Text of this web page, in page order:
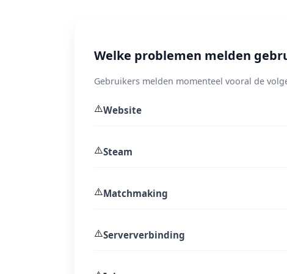
Welke problemen melden
Gebruikers melden momenteel vooral de
⚠️Website
⚠️Steam
⚠️Matchmaking
⚠️Serververbinding